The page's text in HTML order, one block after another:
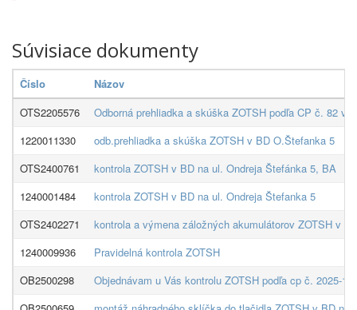
Súvisiace dokumenty
Číslo
Názov
OTS2205576
Odborná prehliadka a skúška ZOTSH podľa CP č. 82 v
1220011330
odb.prehliadka a skúška ZOTSH v BD O.Štefanka 5
OTS2400761
kontrola ZOTSH v BD na ul. Ondreja Štefánka 5, BA
1240001484
kontrola ZOTSH v BD na ul. Ondreja Štefanka 5
OTS2402271
kontrola a výmena záložných akumulátorov ZOTSH v
1240009936
Pravidelná kontrola ZOTSH
OB2500298
Objednávam u Vás kontrolu ZOTSH podľa cp č. 2025-